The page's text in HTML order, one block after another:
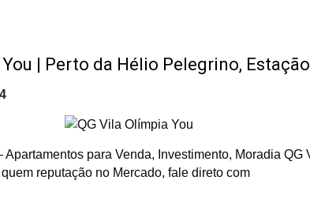
You | Perto da Hélio Pelegrino,
Apartamentos para Venda, Investimento, Moradia
reputação no Mercado, fale direto com